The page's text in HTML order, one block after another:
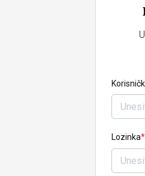
Lozinka